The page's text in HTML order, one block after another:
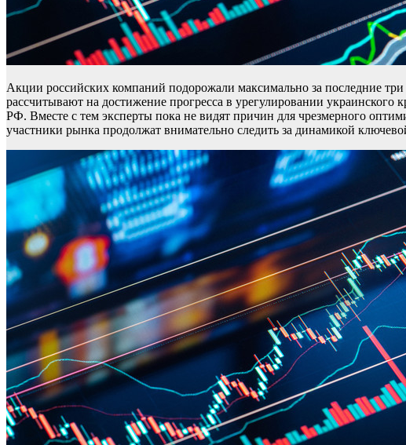
Акции российских компаний подорожали максимально за последние
рассчитывают на достижение прогресса в урегулировании
РФ. Вместе с тем эксперты пока не видят причин для чрезмерного
участники рынка продолжат внимательно следить за динамикой